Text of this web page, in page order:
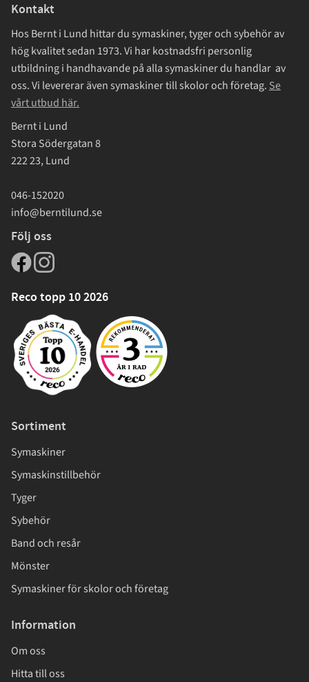
Kontakt
Hos Bernt i Lund hittar du symaskiner, tyger och sybehör av
hög kvalitet sedan 1973. Vi har kostnadsfri personlig
utbildning i handhavande på alla symaskiner du handlar av
oss. Vi levererar även symaskiner till skolor och företag. Se
vårt utbud här.
Bernt i Lund
Stora Södergatan 8
222 23, Lund
046-152020
info@berntilund.se
Följ oss
Reco topp 10 2026
Sortiment
Symaskiner
Symaskinstillbehör
Tyger
Sybehör
Band och resår
Mönster
Symaskiner för skolor och företag
Information
Om oss
Hitta till oss